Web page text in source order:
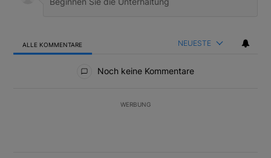
ALLE KOMMENTARE NEUESTE
Noch keine Kommentare
WERBUNG